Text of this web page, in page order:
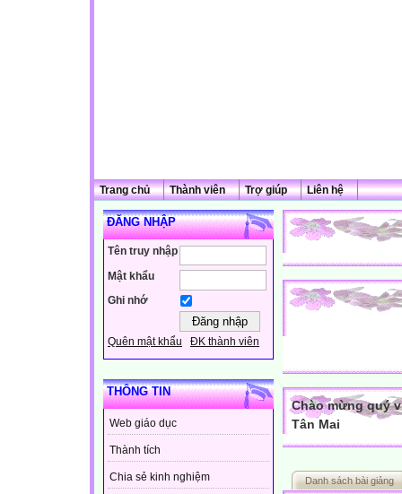
Trang chủ Thành viên Trợ giúp Liên hệ
ĐĂNG NHẬP
Tên truy nhập
Mật khẩu
Ghi nhớ
Quên mật khẩu ĐK thành viên
THÔNG TIN
Web giáo dục
Thành tích
Chia sẻ kinh nghiệm
Chào mừng quý
Tân Mai
Danh sách bài giảng